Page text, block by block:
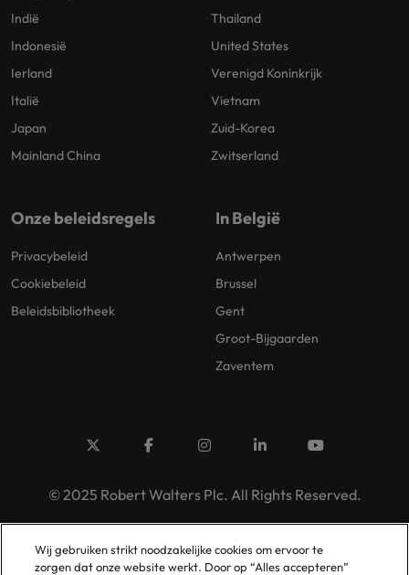
Indië
Indonesië
Ierland
Italië
Japan
Mainland China
Thailand
United States
Verenigd Koninkrijk
Vietnam
Zuid-Korea
Zwitserland
Onze beleidsregels
Privacybeleid
Cookiebeleid
Beleidsbibliotheek
In België
Antwerpen
Brussel
Gent
Groot-Bijgaarden
Zaventem
© 2025 Robert Walters Plc. All Rights Reserved.
Wij gebruiken strikt noodzakelijke cookies om ervoor te
zorgen dat onze website werkt. Door op “Alles accepteren”